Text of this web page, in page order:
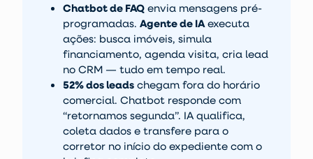
Chatbot de FAQ envia mensagens pré-
programadas. Agente de IAexecuta
ações: busca imóveis, simula
financiamento, agenda visita, cria lead
no CRM — tudo em tempo real.
52% dos leads chegam fora do horário
comercial. Chatbot responde com
“retornamos segunda”. IA qualifica,
coleta dados e transfere para o
corretor no início do expediente com o